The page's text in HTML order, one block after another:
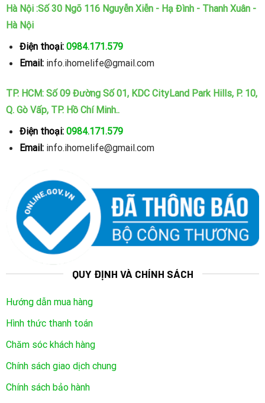
Hà Nội :Số 30 Ngõ 116 Nguyễn Xiễn - Hạ Đình - Thanh Xuân -
Hà Nội
Điện thoại: 0984.171.579
Email: info.ihomelife@gmail.com
TP. HCM: Số 09 Đường Số 01, KDC CityLand Park Hills, P. 10,
Q. Gò Vấp, TP. Hồ Chí Minh..
Điện thoại: 0984.171.579
Email: info.ihomelife@gmail.com
QUY ĐỊNH VÀ CHÍNH SÁCH
Hướng dẫn mua hàng
Hình thức thanh toán
Chăm sóc khách hàng
Chính sách giao dịch chung
Chính sách bảo hành